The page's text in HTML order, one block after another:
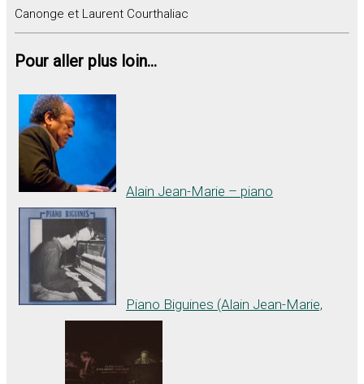
Canonge et Laurent Courthaliac
Pour aller plus loin...
Alain Jean-Marie – piano
Piano Biguines (Alain Jean-Marie,